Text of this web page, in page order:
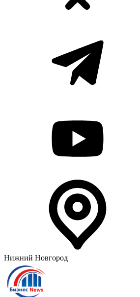
Нижний Новгород